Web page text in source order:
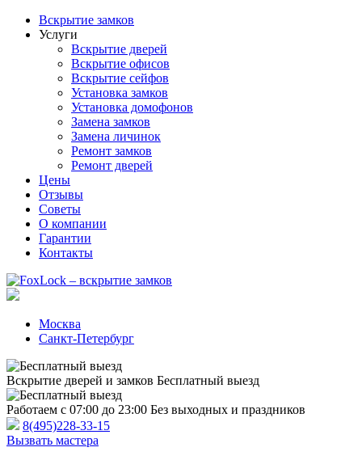
Вскрытие замков
Услуги
Вскрытие дверей
Вскрытие офисов
Вскрытие сейфов
Установка замков
Установка домофонов
Замена замков
Замена личинок
Ремонт замков
Ремонт дверей
Цены
Отзывы
Советы
О компании
Гарантии
Контакты
Москва
Санкт-Петербург
Вскрытие дверей и замков Бесплатный выезд
Работаем с 07:00 до 23:00 Без выходных и праздников
8(495)228-33-15
Вызвать мастера